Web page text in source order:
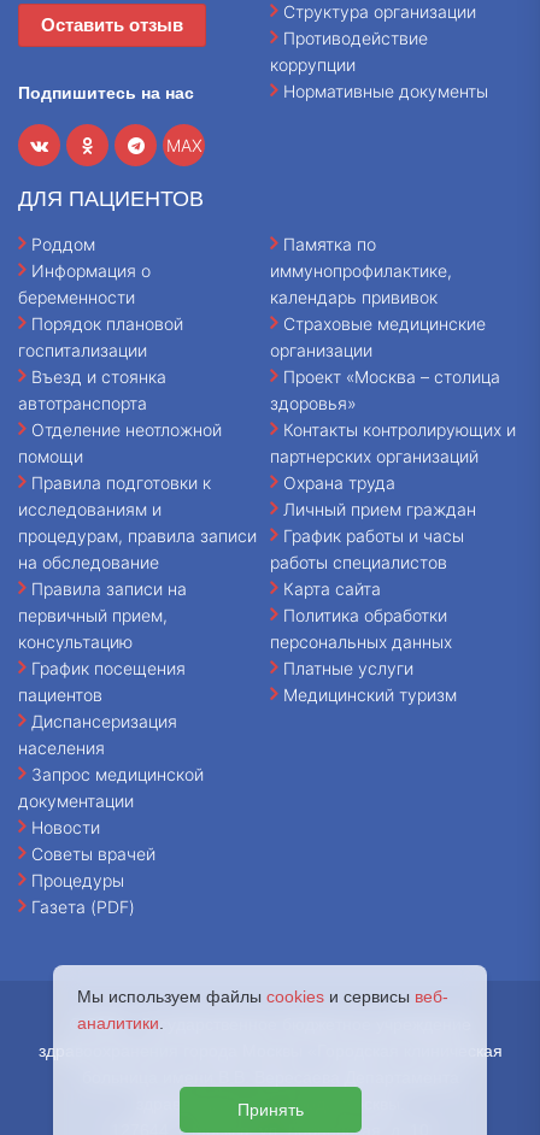
Оставить отзыв
Подпишитесь на нас
MAX
Структура организации
Противодействие
коррупции
Нормативные документы
ДЛЯ ПАЦИЕНТОВ
Роддом
Информация о
беременности
Порядок плановой
госпитализации
Въезд и стоянка
автотранспорта
Отделение неотложной
помощи
Правила подготовки к
исследованиям и
процедурам, правила записи
на обследование
Правила записи на
первичный прием,
консультацию
График посещения
пациентов
Диспансеризация
населения
Запрос медицинской
документации
Новости
Советы врачей
Процедуры
Газета (PDF)
Памятка по
иммунопрофилактике,
календарь прививок
Страховые медицинские
организации
Проект «Москва – столица
здоровья»
Контакты контролирующих и
партнерских организаций
Охрана труда
Личный прием граждан
График работы и часы
работы специалистов
Карта сайта
Политика обработки
персональных данных
Платные услуги
Медицинский туризм
© 2026 - Государственное бюджетное учреждение
здравоохранения города Москвы «Городская клиническая
здравоохранения города Москвы.
127644, г. Москва, ул. Лобненская, д. 10
Мы используем файлы cookies и сервисы веб-
аналитики
Принять